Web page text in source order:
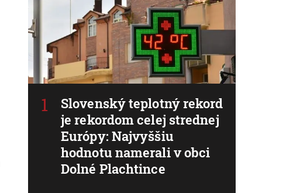
Slovenský teplotný rekord
je rekordom celej strednej
Európy: Najvyššiu
hodnotu namerali v obci
Dolné Plachtince